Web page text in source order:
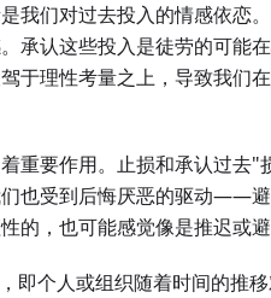
我们对过去投入的情感依恋
承认这些投入是徒劳的可能
于理性考量之上，导致我们
重要作用。止损和承认过去
也受到后悔厌恶的驱动——
，也可能感觉像是推迟或避
即个人或组织随着时间的推